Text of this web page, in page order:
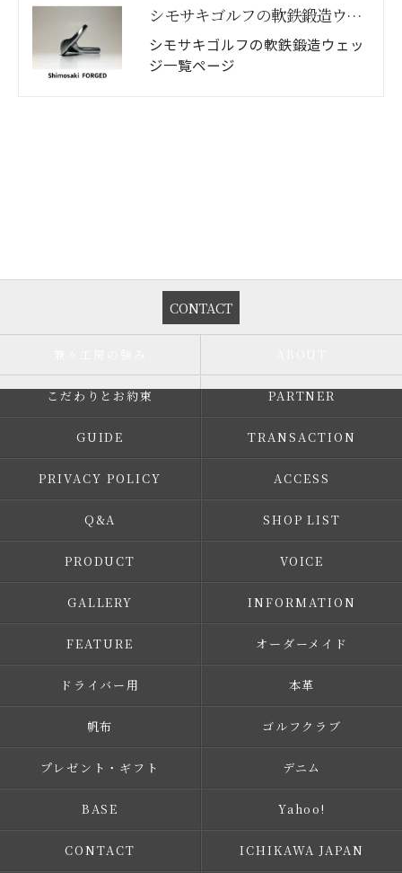
シモサキゴルフの軟鉄鍛造ウェッジ商品一覧
シモサキゴルフの軟鉄鍛造ウェッ
ジ一覧ページ
CONTACT
こだわりとお約束 PARTNER
GUIDE TRANSACTION
PRIVACY POLICY ACCESS
Q&A SHOP LIST
PRODUCT VOICE
GALLERY INFORMATION
FEATURE オーダーメイド
ドライバー用 本革
帆布 ゴルフクラブ
プレゼント・ギフト デニム
BASE Yahoo!
CONTACT ICHIKAWA JAPAN